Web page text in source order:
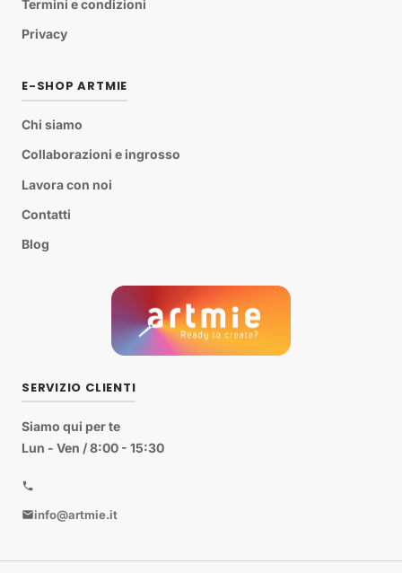
Termini e condizioni
Privacy
E-SHOP ARTMIE
Chi siamo
Collaborazioni e ingrosso
Lavora con noi
Contatti
Blog
SERVIZIO CLIENTI
Siamo qui per te
Lun - Ven / 8:00 - 15:30
info@artmie.it